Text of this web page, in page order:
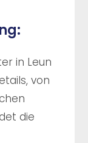
in Leun
von
die